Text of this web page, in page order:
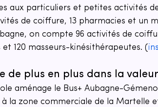
aux particuliers et petites activités
de coiffure, 13 pharmacies et un
on compte 96 activités de
120 masseurs-kinésithérapeutes. (
de plus en plus dans la valeur
aménage le Bus+ Aubagne-
à la zone commerciale de la Martelle